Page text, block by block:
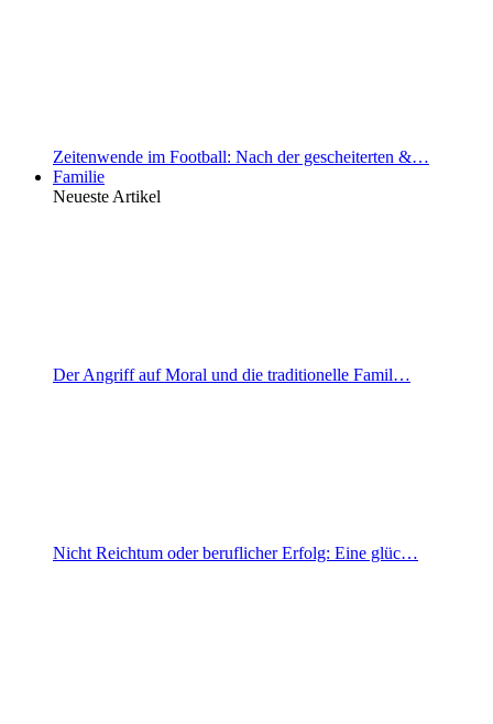
Zeitenwende im Football: Nach der gescheiterten &…
Familie
Neueste Artikel
Der Angriff auf Moral und die traditionelle Famil…
Nicht Reichtum oder beruflicher Erfolg: Eine glüc…